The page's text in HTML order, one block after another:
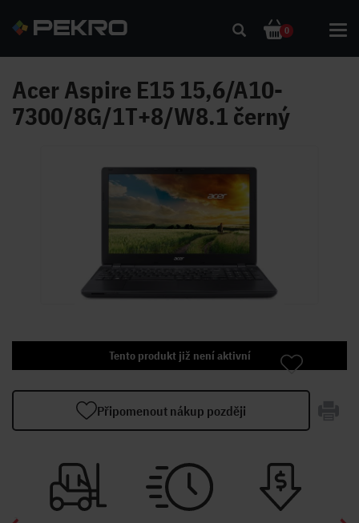
0
Acer Aspire E15 15,6/A10-
7300/8G/1T+8/W8.1 černý
Tento produkt již není aktivní
Připomenout nákup později